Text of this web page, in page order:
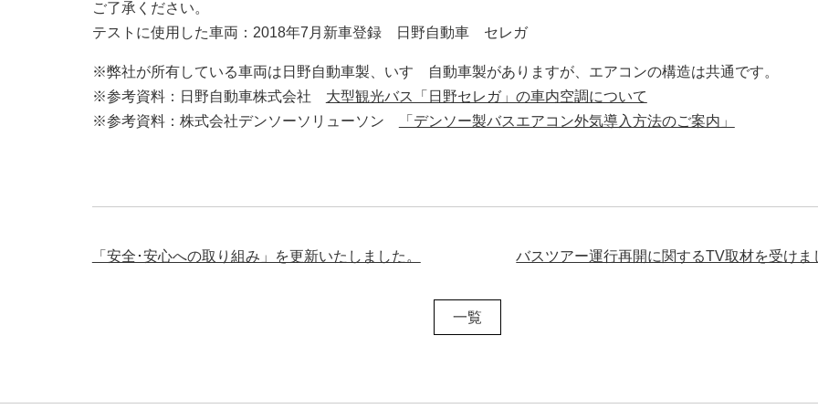
ご了承ください。
テストに使用した車両：2018年7月新車登録 日野自動車 セレガ
※弊社が所有している車両は日野自動車製、いすゞ自動車製がありますが、エアコンの構造は共通です。
※参考資料：日野自動車株式会社 大型観光バス「日野セレガ」の車内空調について
※参考資料：株式会社デンソーソリューソン
「デンソー製バスエアコン外気導入方法のご案内」
バスツアー運行再開に関するTV取材を受けま
「安全･安心への取り組み」を更新いたしました。
一覧